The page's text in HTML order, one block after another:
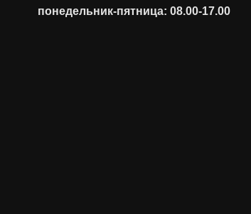
понедельник-пятница: 08.00-17.00